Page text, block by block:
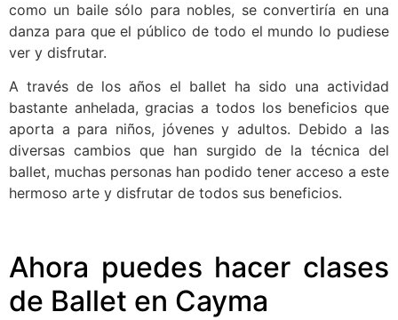
como un baile sólo para nobles, se convertiría en una
danza para que el público de todo el mundo lo pudiese
ver y disfrutar.
A través de los años el ballet ha sido una actividad
bastante anhelada, gracias a todos los beneficios que
aporta a para niños, jóvenes y adultos. Debido a las
diversas cambios que han surgido de la técnica del
ballet, muchas personas han podido tener acceso a este
hermoso arte y disfrutar de todos sus beneficios.
Ahora puedes hacer clases
de Ballet en Cayma